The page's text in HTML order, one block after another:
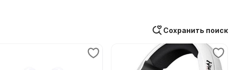
Сохранить поиск